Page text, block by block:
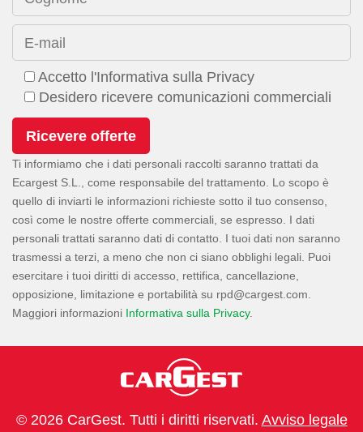
E-mail
Accetto l'Informativa sulla Privacy
Desidero ricevere comunicazioni commerciali
Ti informiamo che i dati personali raccolti saranno trattati da
Ecargest S.L., come responsabile del trattamento. Lo scopo è
quello di inviarti le informazioni richieste sotto il tuo consenso,
così come le nostre offerte commerciali, se espresso. I dati
personali trattati saranno dati di contatto. I tuoi dati non saranno
trasmessi a terzi, a meno che non ci siano obblighi legali. Puoi
esercitare i tuoi diritti di accesso, rettifica, cancellazione,
opposizione, limitazione e portabilità su
Maggiori informazioni Informativa sulla Privacy.
© 2026 CarGest. Tutti i diritti riservati. Avviso legale